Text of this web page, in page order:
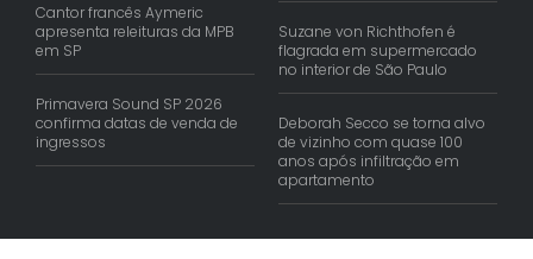
Cantor francês Aymeric
apresenta releituras da MPB
em SP
Primavera Sound SP 2026
confirma datas de venda de
ingressos
Suzane von Richthofen é
flagrada em supermercado
no interior de São Paulo
Deborah Secco se torna alvo
de vizinho com quase 100
anos após infiltração em
apartamento